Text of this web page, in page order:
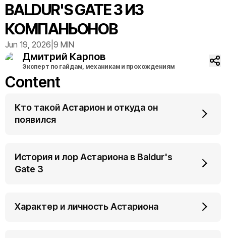
BALDUR'S GATE 3 ИЗ
КОМПАНЬОНОВ
Jun 19, 2026 9 MIN
Дмитрий Карпов
Эксперт по гайдам, механикам и прохождениям
Content
Кто такой Астарион и откуда он
появился
История и лор Астариона в Baldur's
Gate 3
Характер и личность Астариона